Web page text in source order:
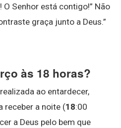
Senhor está contigo!” Não
graça junto a Deus.”
às 18 horas?
ao entardecer,
receber a noite (18:00
a Deus pelo bem que